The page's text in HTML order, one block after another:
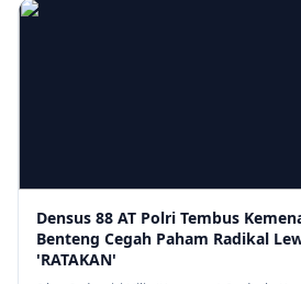
Densus 88 AT Polri Tembus
Benteng Cegah Paham Radikal
'RATAKAN'